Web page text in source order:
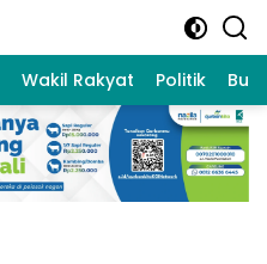
Wakil Rakyat Politik